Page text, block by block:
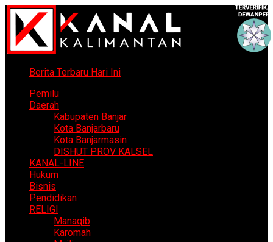
Berita Terbaru Hari Ini
Pemilu
Daerah
Kabupaten Banjar
Kota Banjarbaru
Kota Banjarmasin
DISHUT PROV KALSEL
KANAL-LINE
Hukum
Bisnis
Pendidikan
RELIGI
Manaqib
Karomah